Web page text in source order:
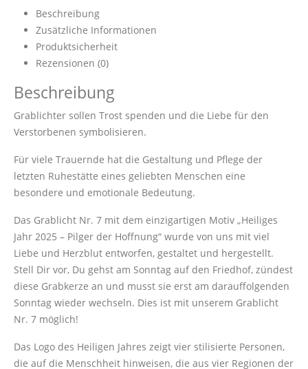
Beschreibung
Zusätzliche Informationen
Produktsicherheit
Rezensionen (0)
Beschreibung
Grablichter sollen Trost spenden und die Liebe für den
Verstorbenen symbolisieren.
Für viele Trauernde hat die Gestaltung und Pflege der
letzten Ruhestätte eines geliebten Menschen eine
besondere und emotionale Bedeutung.
Das Grablicht Nr. 7 mit dem einzigartigen Motiv „Heiliges
Jahr 2025 – Pilger der Hoffnung“ wurde von uns mit viel
Liebe und Herzblut entworfen, gestaltet und hergestellt.
Stell Dir vor, Du gehst am Sonntag auf den Friedhof, zündest
diese Grabkerze an und musst sie erst am darauffolgenden
Sonntag wieder wechseln. Dies ist mit unserem Grablicht
Nr. 7 möglich!
Das Logo des Heiligen Jahres zeigt vier stilisierte Personen,
die auf die Menschheit hinweisen, die aus vier Regionen der